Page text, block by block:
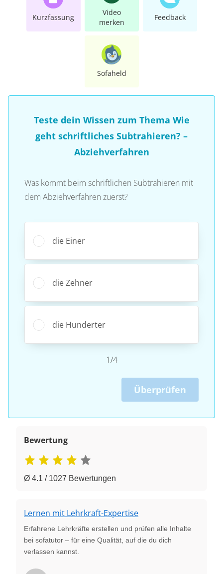
Kurzfassung
Video
merken
Feedback
Sofaheld
Teste dein Wissen zum Thema Wie
geht schriftliches Subtrahieren? –
Abziehverfahren
Was kommt beim schriftlichen Subtrahieren mit
dem Abziehverfahren zuerst?
die Einer
die Zehner
die Hunderter
1/4
Überprüfen
Bewertung
Ø 4.1 / 1027 Bewertungen
Lernen mit Lehrkraft-Expertise
Erfahrene Lehrkräfte erstellen und prüfen alle Inhalte
bei sofatutor – für eine Qualität, auf die du dich
verlassen kannst.